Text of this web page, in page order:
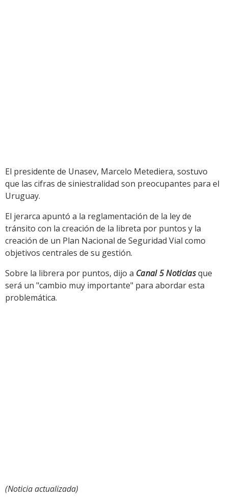
El presidente de Unasev, Marcelo Metediera, sostuvo
que las cifras de siniestralidad son preocupantes para el
Uruguay.
El jerarca apuntó a la reglamentación de la ley de
tránsito con la creación de la libreta por puntos y la
creación de un Plan Nacional de Seguridad Vial como
objetivos centrales de su gestión.
Sobre la librera por puntos, dijo a Canal 5 Noticiasque
será un "cambio muy importante" para abordar esta
problemática.
(Noticia actualizada)